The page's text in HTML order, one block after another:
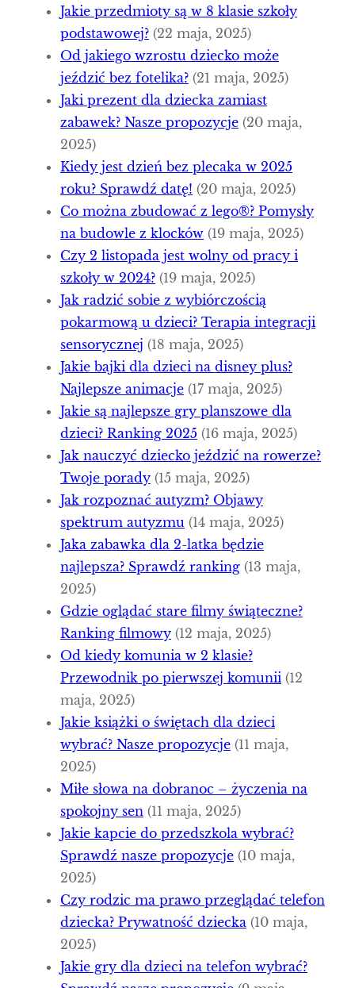
Jakie przedmioty są w 8 klasie szkoły
podstawowej? (22 maja, 2025)
Od jakiego wzrostu dziecko może
jeździć bez fotelika? (21 maja, 2025)
Jaki prezent dla dziecka zamiast
zabawek? Nasze propozycje (20 maja,
2025)
Kiedy jest dzień bez plecaka w 2025
roku? Sprawdź datę! (20 maja, 2025)
Co można zbudować z lego®? Pomysły
na budowle z klocków (19 maja, 2025)
Czy 2 listopada jest wolny od pracy i
szkoły w 2024? (19 maja, 2025)
Jak radzić sobie z wybiórczością
pokarmową u dzieci? Terapia integracji
sensorycznej (18 maja, 2025)
Jakie bajki dla dzieci na disney plus?
Najlepsze animacje (17 maja, 2025)
Jakie są najlepsze gry planszowe dla
dzieci? Ranking 2025 (16 maja, 2025)
Jak nauczyć dziecko jeździć na rowerze?
Twoje porady (15 maja, 2025)
Jak rozpoznać autyzm? Objawy
spektrum autyzmu (14 maja, 2025)
Jaka zabawka dla 2-latka będzie
najlepsza? Sprawdź ranking (13 maja,
2025)
Gdzie oglądać stare filmy świąteczne?
Ranking filmowy (12 maja, 2025)
Od kiedy komunia w 2 klasie?
Przewodnik po pierwszej komunii (12
maja, 2025)
Jakie książki o świętach dla dzieci
wybrać? Nasze propozycje (11 maja,
2025)
Miłe słowa na dobranoc – życzenia na
spokojny sen (11 maja, 2025)
Jakie kapcie do przedszkola wybrać?
Sprawdź nasze propozycje (10 maja,
2025)
Czy rodzic ma prawo przeglądać telefon
dziecka? Prywatność dziecka (10 maja,
2025)
Jakie gry dla dzieci na telefon wybrać?